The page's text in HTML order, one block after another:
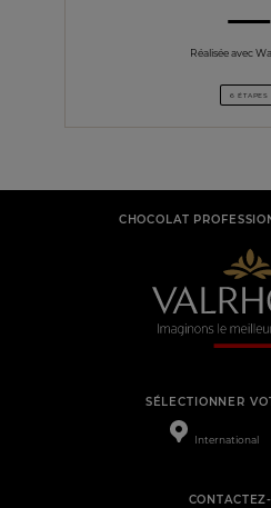
Réalisée avec
6 ÉTAPES
CHOCOLAT
SÉLECTIONNER
International